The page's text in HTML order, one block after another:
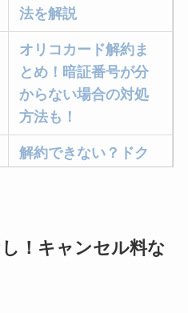
法を解説
オリコカード解約ま
とめ！暗証番号が分
からない場合の対処
方法も！
解約できない？ドク
ミュゼプラチナムの
！キャンセル料な